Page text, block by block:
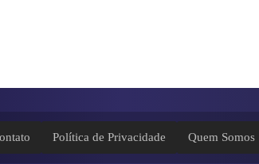
Política de Privacidade Quem Somos